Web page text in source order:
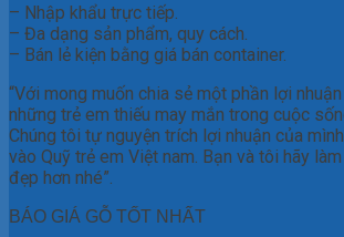
– Nhập khẩu trực tiếp.
– Đa dạng sản phẩm, quy cách.
– Bán lẻ kiện bằng giá bán container.
“Với mong muốn chia sẻ một phần lợi
những trẻ em thiếu may mắn trong cuộc
Chúng tôi tự nguyện trích lợi nhuận của
vào Quỹ trẻ em Việt nam. Bạn và tôi hãy
đẹp hơn nhé”.
BÁO GIÁ GỖ TỐT NHẤT